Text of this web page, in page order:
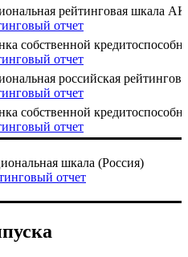
рейтинговая шкала
отчет
собственной
отчет
российская
отчет
собственной
отчет
шкала (Россия)
отчет